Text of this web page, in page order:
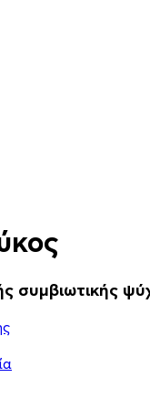
συμβιωτικής